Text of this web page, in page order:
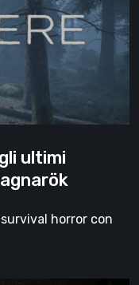
ultimi
horror con